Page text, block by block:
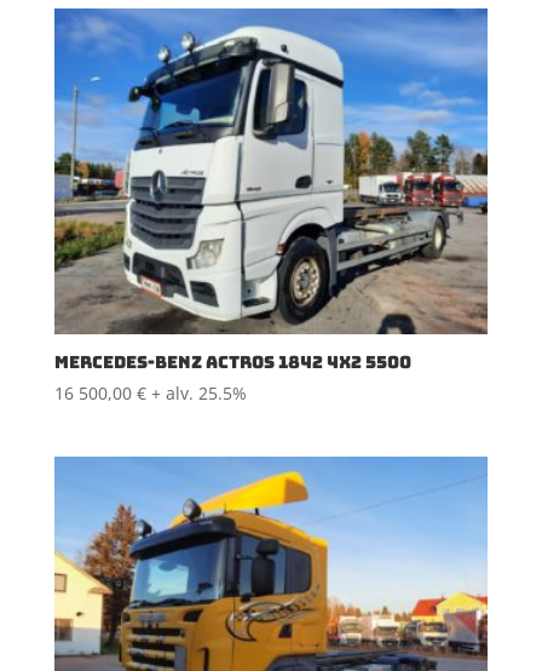
MERCEDES-BENZ ACTROS 1842 4X2 5500
16 500,00 € + alv. 25.5%